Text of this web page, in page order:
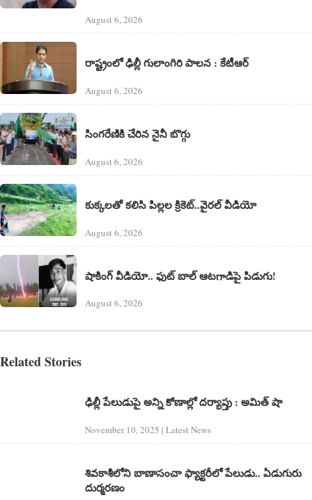
August 6, 2026
రాష్ట్రంలో ఢిల్లీ గులాంగిరి పాలన : కేటీఆర్
August 6, 2026
సింగరేణికి చేరిన నైనీ బొగ్గు
August 6, 2026
కుక్కలతో కలిసి పిల్లల క్రికెట్..వైరల్ వీడియో
August 6, 2026
షాకింగ్ వీడియో.. ఫుట్ బాల్ ఆటగాడిపై పిడుగు!
August 6, 2026
Related Stories
ఢిల్లీ పేలుడుపై అన్ని కోణాల్లో దర్యాప్తు : అమిత్ షా
November 10, 2025 | Latest News
శివకాశీలోని బాణాసంచా ఫ్యాక్టరీలో పేలుడు.. ఏడుగురు
దుర్మరణం